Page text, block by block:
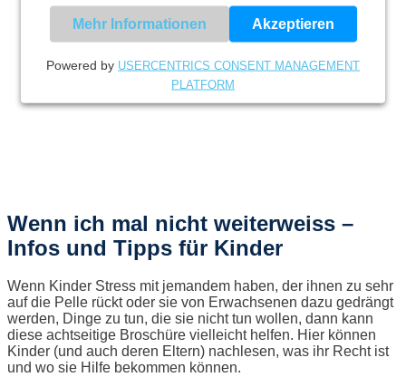
Mehr Informationen Akzeptieren
Powered by USERCENTRICS CONSENT MANAGEMENT
PLATFORM
Wenn ich mal nicht weiterweiss –
Infos und Tipps für Kinder
Wenn Kinder Stress mit jemandem haben, der ihnen zu sehr
auf die Pelle rückt oder sie von Erwachsenen dazu gedrängt
werden, Dinge zu tun, die sie nicht tun wollen, dann kann
diese achtseitige Broschüre vielleicht helfen. Hier können
Kinder (und auch deren Eltern) nachlesen, was ihr Recht ist
und wo sie Hilfe bekommen können.